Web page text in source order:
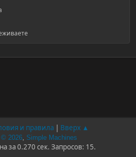
и правила | Вверх ▲
2026, Simple Machines
за 0.270 сек. Запросов: 15.